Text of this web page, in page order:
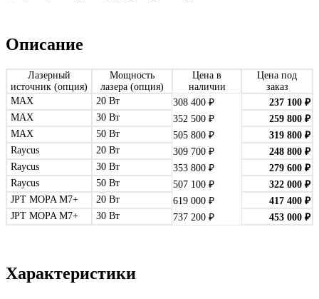
Описание
Лазерный
источник (опция)
Мощность
лазера (опция)
Цена в
наличии
Цена под
заказ
MAX
20 Вт 308 400 ₽ 237 100 ₽
MAX
30 Вт 352 500 ₽ 259 800 ₽
MAX
50 Вт 505 800 ₽ 319 800 ₽
Raycus
20 Вт 309 700 ₽ 248 800 ₽
Raycus
30 Вт 353 800 ₽ 279 600 ₽
Raycus
50 Вт 507 100 ₽ 322 000 ₽
JPT MOPA M7+
20 Вт 619 000 ₽ 417 400 ₽
JPT MOPA M7+
30 Вт 737 200 ₽ 453 000 ₽
Характеристики